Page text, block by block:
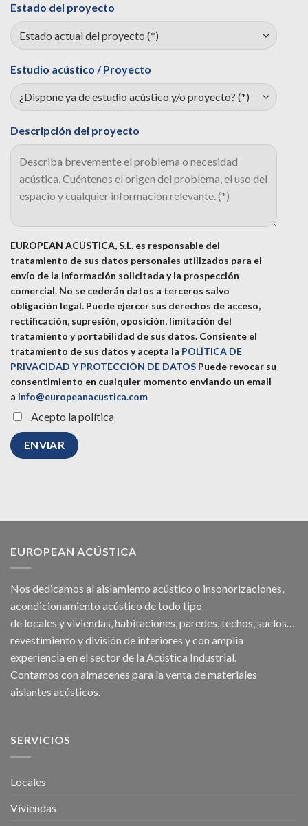
Estado del proyecto
Estudio acústico / Proyecto
Descripción del proyecto
EUROPEAN ACÚSTICA, S.L. es responsable del
tratamiento de sus datos personales utilizados para el
envío de la información solicitada y la prospección
comercial. No se cederán datos a terceros salvo
obligación legal. Puede ejercer sus derechos de acceso,
rectificación, supresión, oposición, limitación del
tratamiento y portabilidad de sus datos. Consiente el
tratamiento de sus datos y acepta la POLÍTICA DE
PRIVACIDAD Y PROTECCIÓN DE DATOS Puede revocar su
consentimiento en cualquier momento enviando un email
a info@europeanacustica.com
Acepto la política
EUROPEAN ACÚSTICA
Nos dedicamos al aislamiento acústico o insonorizaciones,
acondicionamiento acústico de todo tipo
de locales yviviendas, habitaciones,paredes,techos, suelos…
revestimiento y división de interiores y con amplia
experiencia en el sector de la Acústica Industrial.
Contamos con almacenes para la venta demateriales
aislantes acústicos.
SERVICIOS
Locales
Viviendas